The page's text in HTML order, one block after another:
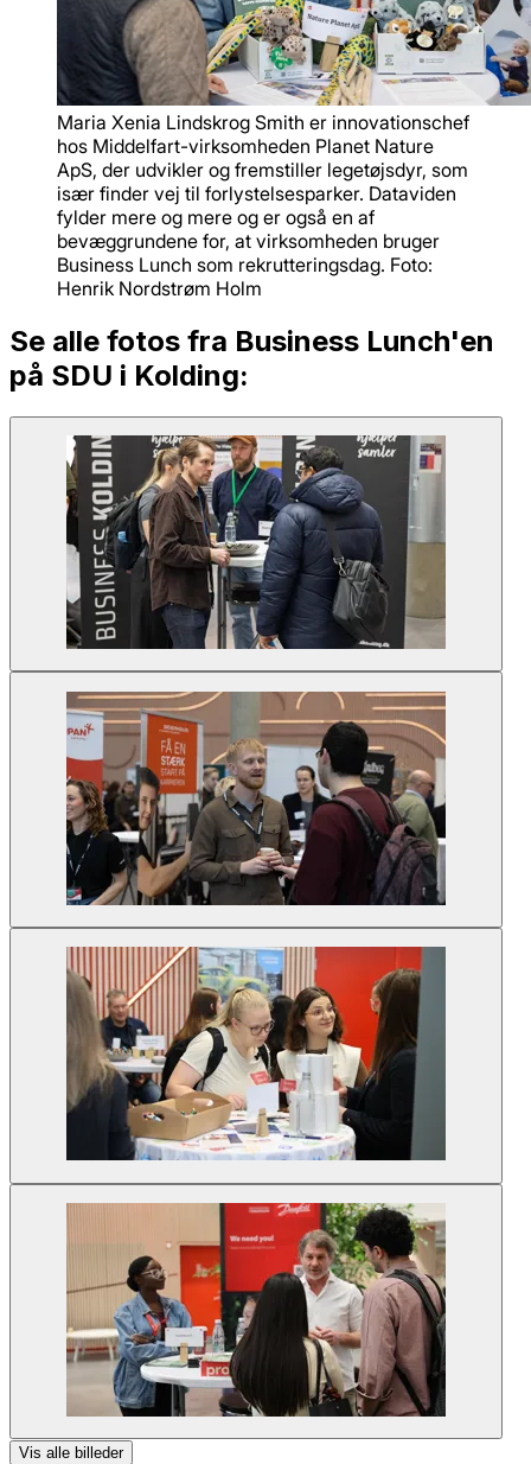
Maria Xenia Lindskrog Smith er innovationschef
hos Middelfart-virksomheden Planet Nature
ApS, der udvikler og fremstiller legetøjsdyr, som
især finder vej til forlystelsesparker. Dataviden
fylder mere og mere og er også en af
bevæggrundene for, at virksomheden bruger
Business Lunch som rekrutteringsdag. Foto:
Henrik Nordstrøm Holm
Se alle fotos fra Business Lunch'en
på SDU i Kolding:
Vis alle billeder